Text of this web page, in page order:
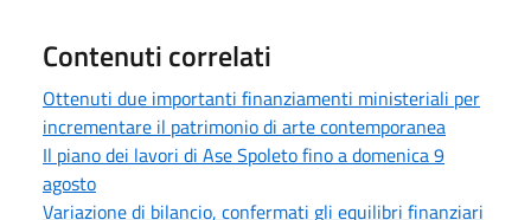
Contenuti correlati
Ottenuti due importanti finanziamenti ministeriali per
incrementare il patrimonio di arte contemporanea
Il piano dei lavori di Ase Spoleto fino a domenica 9
agosto
Variazione di bilancio, confermati gli equilibri finanziari